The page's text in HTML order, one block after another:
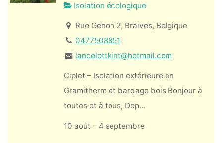
Isolation écologique
Rue Genon 2, Braives, Belgique
0477508851
lancelottkint@hotmail.com
Ciplet – Isolation extérieure en
Gramitherm et bardage bois Bonjour à
toutes et à tous, Dep...
10 août – 4 septembre